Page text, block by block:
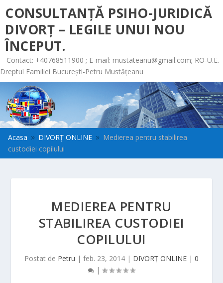
CONSULTANȚĂ PSIHO-JURIDICĂ
DIVORȚ – LEGILE UNUI NOU
ÎNCEPUT.
Contact: +40768511900 ; E-mail: mustateanu@gmail.com; RO-U.E.
Dreptul Familiei București-Petru Mustățeanu
Acasa 9 DIVORȚ ONLINE 9 Medierea pentru stabilirea
custodiei copilului
MEDIEREA PENTRU
STABILIREA CUSTODIEI
COPILULUI
Postat de Petru | feb. 23, 2014 | DIVORȚ ONLINE | 0
|